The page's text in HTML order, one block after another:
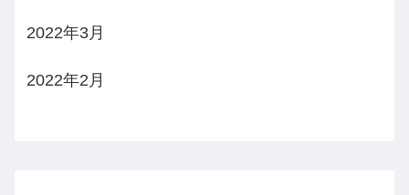
2022年3月
2022年2月